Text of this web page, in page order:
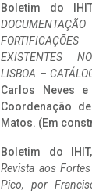
Boletim do
EXISTENTES
LISBOA –
Carlos Neves
Coordenação
Matos. (Em
Boletim do
Revista aos
Pico, por